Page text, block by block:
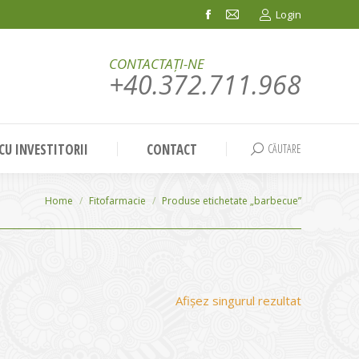
Facebook
in
window
Mail
in
window
Login
CONTACTAȚI-NE
+40.372.711.968
INVESTITORII CONTACT Search:
CĂUTARE
You are here:
Home Fitofarmacie Produse etichetate „barbecue”
Afișez singurul rezultat